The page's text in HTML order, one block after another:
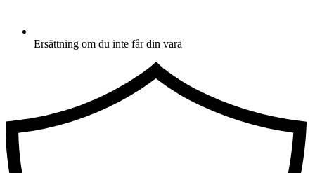
Ersättning om du inte får din vara